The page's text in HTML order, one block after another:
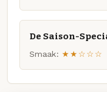
De Saison-
Smaak: ★★☆☆☆